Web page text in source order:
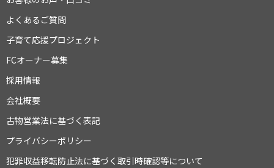
よくあるご質問
子育て応援プロジェクト
FCオーナー募集
採用情報
会社概要
古物営業法に基づく表記
プライバシーポリシー
犯罪収益移転防止法に基づく取引時確認等について